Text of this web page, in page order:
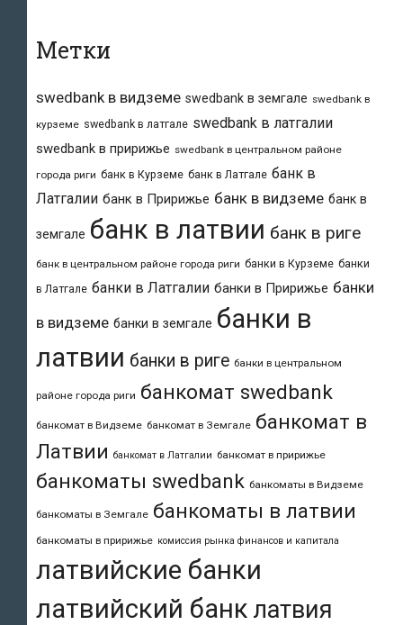
Метки
swedbank в видземе swedbank в земгале swedbank в
курземе swedbank в латгале swedbank в латгалии
swedbank в пририжье swedbank в центральном районе
города риги банк в Курземе банк в Латгале банк в
Латгалии банк в Пририжье банк в видземе банк в
земгале банк в латвии банк в риге
банк в центральном районе города риги банки в Курземе банки
в Латгале банки в Латгалии банки в Пририжье банки
в видземе банки в земгале банки в
латвии банки в риге банки в центральном
районе города риги банкомат swedbank
банкомат в Видземе банкомат в Земгале банкомат в
Латвии банкомат в Латгалии банкомат в пририжье
банкоматы swedbank банкоматы в Видземе
банкоматы в Земгале банкоматы в латвии
банкоматы в пририжье комиссия рынка финансов и капитала
латвийские банки
латвийский банк латвия